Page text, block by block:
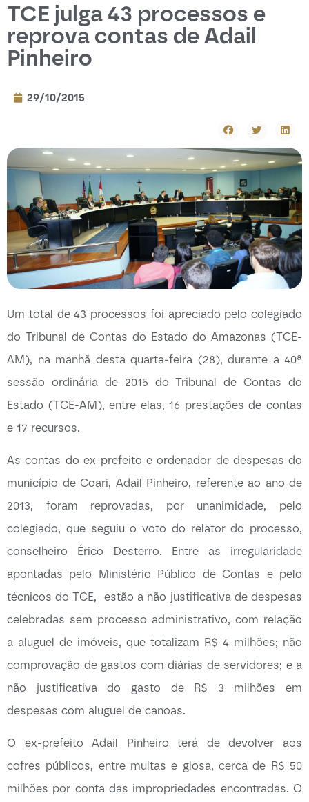
TCE julga 43 processos e
reprova contas de Adail
Pinheiro
29/10/2015
Um total de 43 processos foi apreciado pelo colegiado
do Tribunal de Contas do Estado do Amazonas (TCE-
AM), na manhã desta quarta-feira (28), durante a 40ª
sessão ordinária de 2015 do Tribunal de Contas do
Estado (TCE-AM), entre elas, 16 prestações de contas
e 17 recursos.
As contas do ex-prefeito e ordenador de despesas do
município de Coari, Adail Pinheiro, referente ao ano de
2013, foram reprovadas, por unanimidade, pelo
colegiado, que seguiu o voto do relator do processo,
conselheiro Érico Desterro. Entre as irregularidade
apontadas pelo Ministério Público de Contas e pelo
técnicos do TCE, estão a não justificativa de despesas
celebradas sem processo administrativo, com relação
a aluguel de imóveis, que totalizam R$ 4 milhões; não
comprovação de gastos com diárias de servidores; e a
não justificativa do gasto de R$ 3 milhões em
despesas com aluguel de canoas.
O ex-prefeito Adail Pinheiro terá de devolver aos
cofres públicos, entre multas e glosa, cerca de R$ 50
milhões por conta das impropriedades encontradas. O